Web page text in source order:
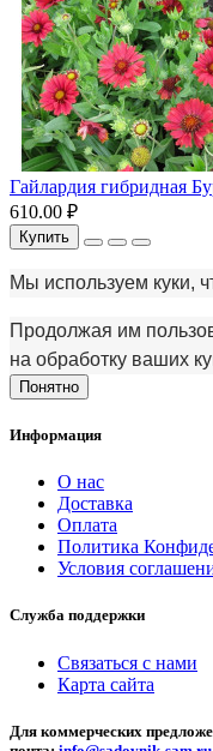
Гайлардия гибридная
610.00 ₽
Купить
Мы используем куки,
Продолжая им
на обработку ваших
Понятно
Информация
О нас
Доставка
Оплата
Политика
Условия
Служба поддержки
Связаться с нами
Карта сайта
Для коммерческих